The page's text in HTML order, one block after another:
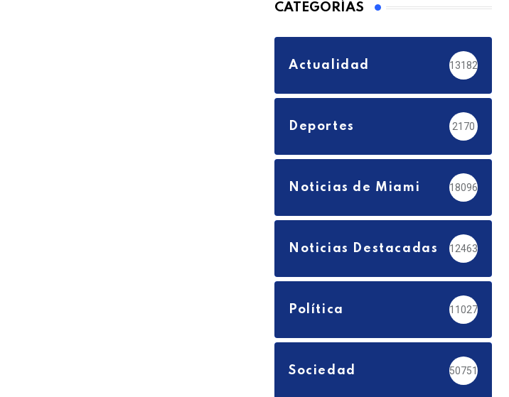
CATEGORÍAS
Actualidad 13182
Deportes 2170
Noticias de Miami 18096
Noticias Destacadas 12463
Política 11027
Sociedad 50751